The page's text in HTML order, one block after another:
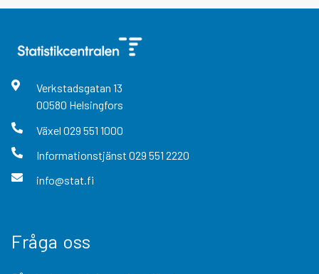
Verkstadsgatan 13
00580 Helsingfors
Växel 029 551 1000
Informationstjänst 029 551 2220
info@stat.fi
Fråga oss